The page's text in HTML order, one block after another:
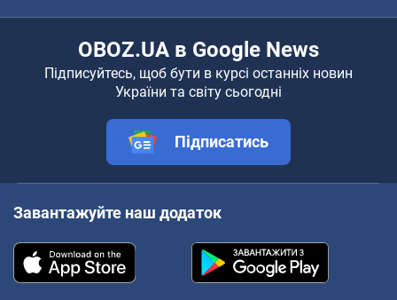
OBOZ.UA в Google News
Підписуйтесь, щоб бути в курсі останніх новин
України та світу сьогодні
Підписатись
Завантажуйте наш додаток